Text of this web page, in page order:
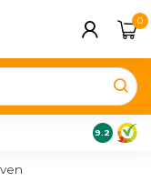
0
9.2